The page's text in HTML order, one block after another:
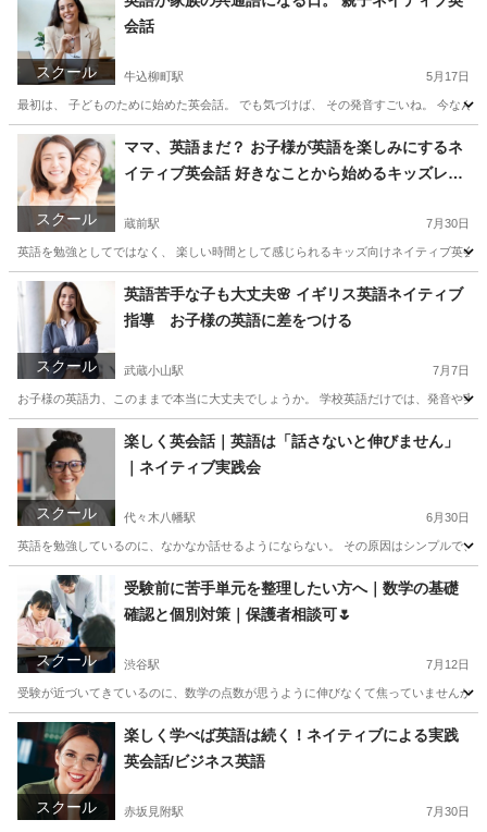
スクール
会話
牛込柳町駅 5月17日
最初は、 子どものために始めた英会話。 でも気づけば、 その発音すごいね。 今なん
東京 新宿区 牛込柳町駅 英会話 親子
スクール
ママ、英語まだ？ お子様が英語を楽しみにするネ
イティブ英会話 好きなことから始めるキッズレッ
蔵前駅 7月30日
英語を勉強としてではなく、 楽しい時間として感じられるキッズ向けネイティブ英
東京 墨田区 蔵前駅 英会話 ネイティブ
スクール
英語苦手な子も大丈夫🌸 イギリス英語ネイティブ
指導 お子様の英語に差をつける
武蔵小山駅 7月7日
お子様の英語力、このままで本当に大丈夫でしょうか。 学校英語だけでは、発音や
東京 目黒区 武蔵小山駅 英会話 イギリス英語
スクール
楽しく英会話｜英語は「話さないと伸びません」
｜ネイティブ実践会
代々木八幡駅 6月30日
英語を勉強しているのに、なかなか話せるようにならない。 その原因はシンプルで
港区 代々木八幡駅 英検 ネイティブ
スクール
受験前に苦手単元を整理したい方へ｜数学の基礎
確認と個別対策｜保護者相談可🌷
渋谷駅 7月12日
受験が近づいてきているのに、数学の点数が思うように伸びなくて焦っていませんか
東京 渋谷区 渋谷駅 家庭教師 数学
スクール
楽しく学べば英語は続く！ネイティブによる実践
英会話/ビジネス英語
赤坂見附駅 7月30日